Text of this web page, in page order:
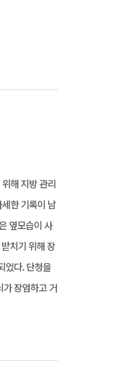
해 지방 관리
한 기록이 남
옆모습이 사
치기 위해 장
었다. 단청을
장엄하고 거